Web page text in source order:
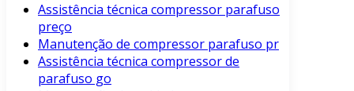
Assistência técnica compressor parafuso
preço
Manutenção de compressor parafuso pr
Assistência técnica compressor de
parafuso go